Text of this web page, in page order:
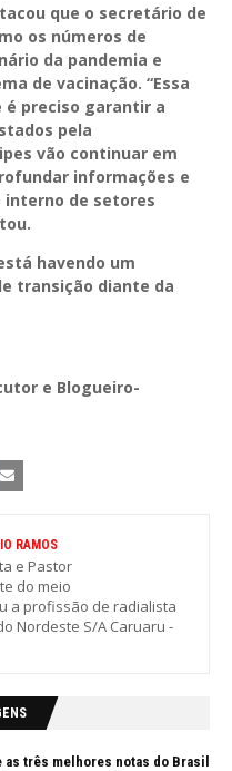
que o secretário de
os números de
da pandemia e
de vacinação. “Essa
preciso garantir a
pela
vão continuar em
informações e
interno de setores
havendo um
transição diante da
e Blogueiro-
RAMOS
e Pastor
do meio
a profissão de radialista
Nordeste S/A Caruaru -
as três melhores notas do Brasil